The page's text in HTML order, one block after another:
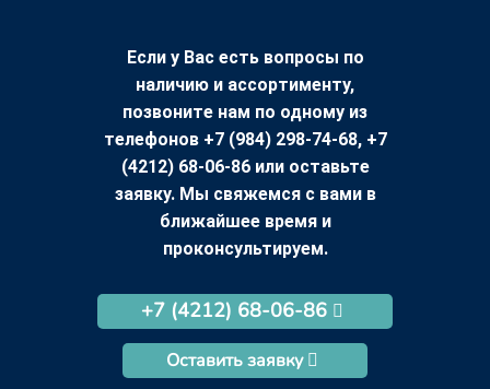
Если у Вас есть вопросы по
наличию и ассортименту,
позвоните нам по одному из
телефонов +7 (984) 298-74-68, +7
(4212) 68-06-86 или оставьте
заявку. Мы свяжемся с вами в
ближайшее время и
проконсультируем.
+7 (4212) 68-06-86
Оставить заявку